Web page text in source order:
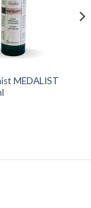
MEDALIST